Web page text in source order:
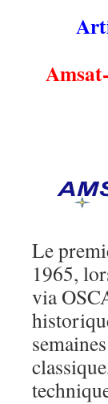
Le
1965,
via